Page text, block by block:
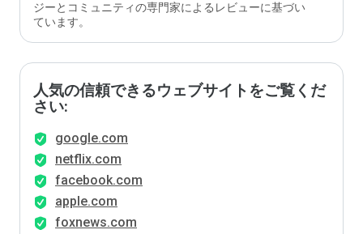
ジーとコミュニティの専門家によるレビューに基づい
ています。
人気の信頼できるウェブサイトをご覧くだ
さい:
google.com
netflix.com
facebook.com
apple.com
foxnews.com